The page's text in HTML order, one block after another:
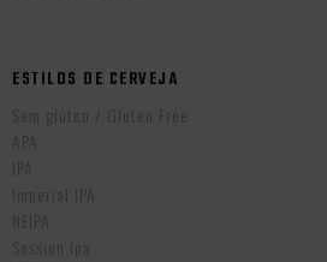
ESTILOS DE CERVEJA
Sem glúten / Gluten Free
APA
IPA
Imperial IPA
NEIPA
Session Ipa